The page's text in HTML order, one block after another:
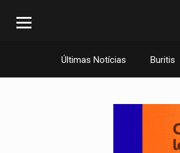
Últimas Notícias Buritis